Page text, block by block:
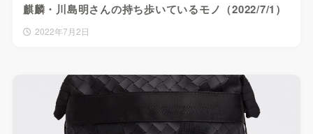
麒麟・川島明さんの持ち歩いているモノ（2022/7/1）
2022年7月2日